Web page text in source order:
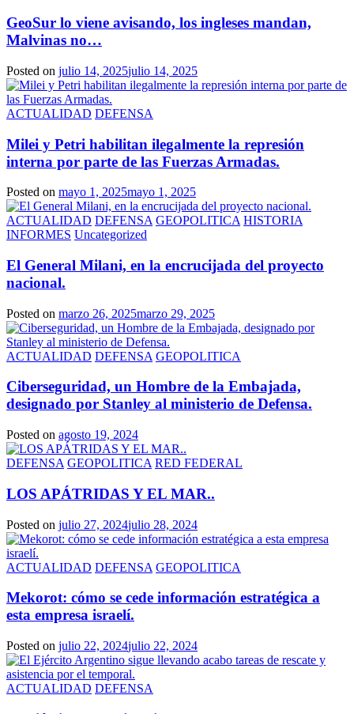
GeoSur lo viene avisando, los ingleses mandan,
Malvinas no…
Posted on julio 14, 2025julio 14, 2025
ACTUALIDAD DEFENSA
Milei y Petri habilitan ilegalmente la represión
interna por parte de las Fuerzas Armadas.
Posted on mayo 1, 2025mayo 1, 2025
ACTUALIDAD DEFENSA GEOPOLITICA HISTORIA
INFORMES Uncategorized
El General Milani, en la encrucijada del proyecto
nacional.
Posted on marzo 26, 2025marzo 29, 2025
ACTUALIDAD DEFENSA GEOPOLITICA
Ciberseguridad, un Hombre de la Embajada,
designado por Stanley al ministerio de Defensa.
Posted on agosto 19, 2024
DEFENSA GEOPOLITICA RED FEDERAL
LOS APÁTRIDAS Y EL MAR..
Posted on julio 27, 2024julio 28, 2024
ACTUALIDAD DEFENSA GEOPOLITICA
Mekorot: cómo se cede información estratégica a
esta empresa israelí.
Posted on julio 22, 2024julio 22, 2024
ACTUALIDAD DEFENSA